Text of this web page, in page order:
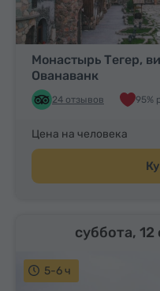
Монастырь Тегер,
Ованаванк
24 отзывов 95%
Цена на человека
5-6 ч
суббота,